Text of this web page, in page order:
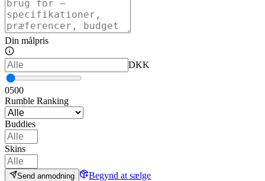
Din målpris
DKK
0500
Rumble Ranking
Buddies
Skins
Send anmodning
Begynd at sælge